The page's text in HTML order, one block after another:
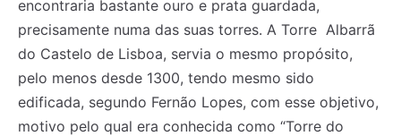
encontraria bastante ouro e prata guardada,
precisamente numa das suas torres. A Torre Albarrã
do Castelo de Lisboa, servia o mesmo propósito,
pelo menos desde 1300, tendo mesmo sido
edificada, segundo Fernão Lopes, com esse objetivo,
motivo pelo qual era conhecida como “Torre do